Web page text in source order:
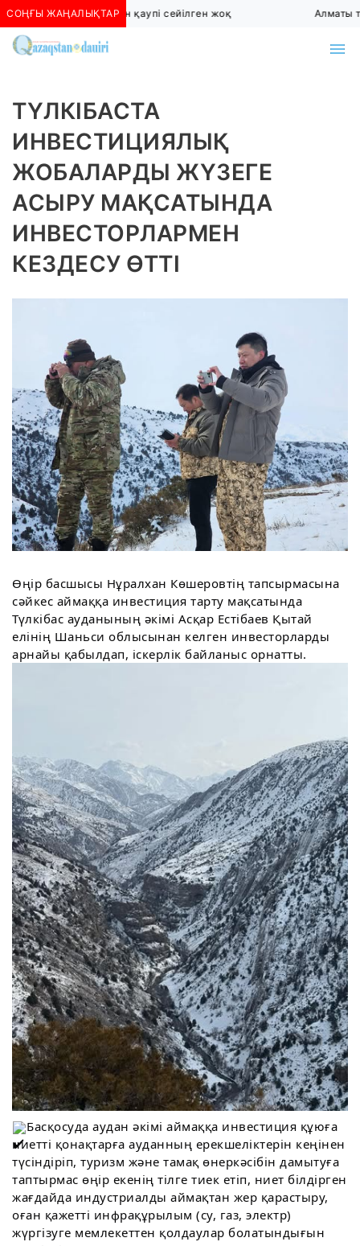
СОҢҒЫ ЖАҢАЛЫҚТАР
Алматыда көшкін қаупі сейілген жоқ Алматы
ТҮЛКІБАСТА
ИНВЕСТИЦИЯЛЫҚ
ЖОБАЛАРДЫ ЖҮЗЕГЕ
АСЫРУ МАҚСАТЫНДА
ИНВЕСТОРЛАРМЕН
КЕЗДЕСУ ӨТТІ
Өңір басшысы Нұралхан Көшеровтің тапсырмасына
сәйкес аймаққа инвестиция тарту мақсатында
Түлкібас ауданының әкімі Асқар Естібаев Қытай
елінің Шаньси облысынан келген инвесторларды
арнайы қабылдап, іскерлік байланыс орнатты.
Басқосуда аудан әкімі аймаққа инвестиция құюға
ниетті қонақтарға ауданның ерекшеліктерін кеңінен
түсіндіріп, туризм және тамақ өнеркәсібін дамытуға
таптырмас өңір екенің тілге тиек етіп, ниет білдірген
жағдайда индустриалды аймақтан жер қарастыру,
оған қажетті инфрақұрылым (су, газ, электр)
жүргізуге мемлекеттен қолдаулар болатындығын